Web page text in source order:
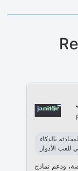
بالذكاء
للعب الأدوار
ودعم نماذج